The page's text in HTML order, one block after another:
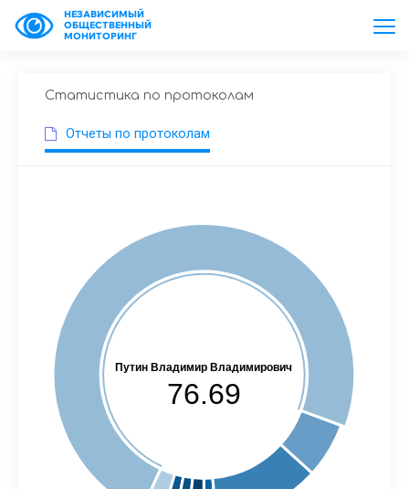
НЕЗАВИСИМЫЙ
ОБЩЕСТВЕННЫЙ
МОНИТОРИНГ
Статистика по протоколам
Отчеты по протоколам
Путин Владимир Владимирович
76.69